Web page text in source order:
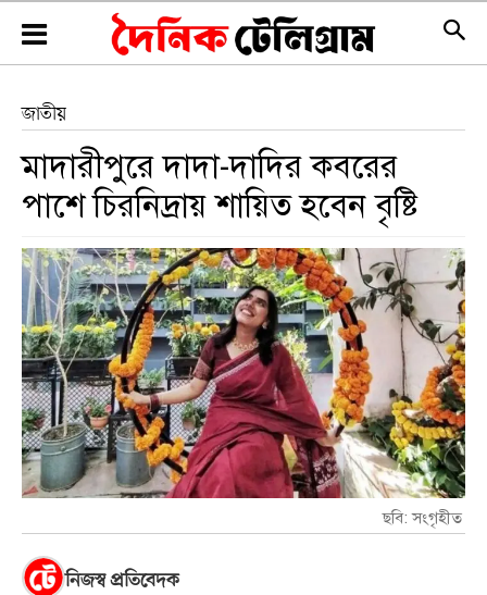
জাতীয়
মাদারীপুরে দাদা-দাদির কবরের
পাশে চিরনিদ্রায় শায়িত হবেন বৃষ্টি
ছবি: সংগৃহীত
নিজস্ব প্রতিবেদক